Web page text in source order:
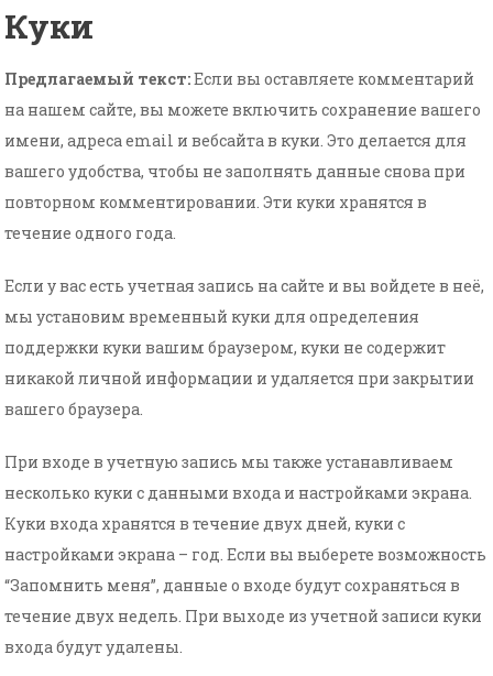
Куки
Предлагаемый текст:Если вы оставляете комментарий
на нашем сайте, вы можете включить сохранение вашего
имени, адреса email и вебсайта в куки. Это делается для
вашего удобства, чтобы не заполнять данные снова при
повторном комментировании. Эти куки хранятся в
течение одного года.
Если у вас есть учетная запись на сайте и вы войдете в неё,
мы установим временный куки для определения
поддержки куки вашим браузером, куки не содержит
никакой личной информации и удаляется при закрытии
вашего браузера.
При входе в учетную запись мы также устанавливаем
несколько куки с данными входа и настройками экрана.
Куки входа хранятся в течение двух дней, куки с
настройками экрана – год. Если вы выберете возможность
“Запомнить меня”, данные о входе будут сохраняться в
течение двух недель. При выходе из учетной записи куки
входа будут удалены.